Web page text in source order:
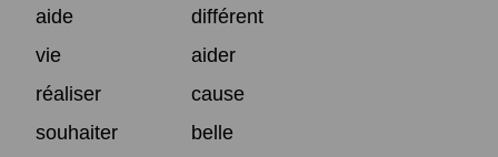
aide
différent
vie
aider
réaliser
cause
souhaiter
belle